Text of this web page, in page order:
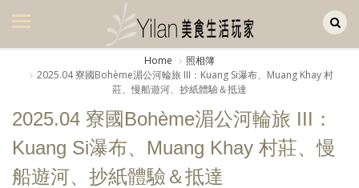
美食集
美飲集
廚房集
旅遊集
旅遊美食集
Home
照相簿
2025.04 寮國Bohème湄公河輪旅 III：Kuang Si瀑布、Muang Khay 村
莊、慢船遊河、抄紙體驗＆抵達
2025.04 寮國Bohème湄公河輪旅 III：
Kuang Si瀑布、Muang Khay 村莊、慢
船遊河、抄紙體驗＆抵達